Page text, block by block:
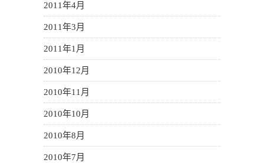
2011年4月
2011年3月
2011年1月
2010年12月
2010年11月
2010年10月
2010年8月
2010年7月